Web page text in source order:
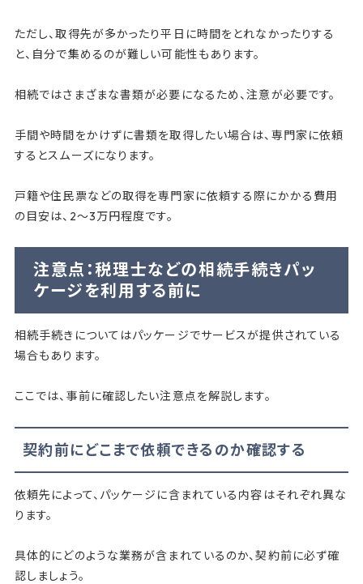
ただし、取得先が多かったり平日に時間をとれなかったりする
と、自分で集めるのが難しい可能性もあります。
相続ではさまざまな書類が必要になるため、注意が必要です。
手間や時間をかけずに書類を取得したい場合は、専門家に依頼
するとスムーズになります。
戸籍や住民票などの取得を専門家に依頼する際にかかる費用
の目安は、2～3万円程度です。
注意点：税理士などの相続手続きパッ
ケージを利用する前に
相続手続きについてはパッケージでサービスが提供されている
場合もあります。
ここでは、事前に確認したい注意点を解説します。
契約前にどこまで依頼できるのか確認する
依頼先によって、パッケージに含まれている内容はそれぞれ異な
ります。
具体的にどのような業務が含まれているのか、契約前に必ず確
認しましょう。